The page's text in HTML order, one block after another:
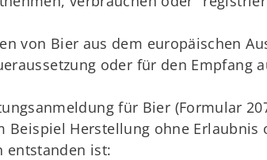
von Bier aus dem europäischen
oder für den Empfang
für Bier (Formular
Beispiel Herstellung ohne
entstanden ist: